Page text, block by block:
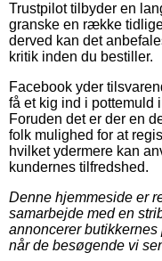
Trustpilot tilbyder en
granske en række
derved kan det
kritik inden du bestiller.
Facebook yder
få et kig ind i pottemuld
Foruden det er der en
folk mulighed for at
hvilket ydermere kan
kundernes tilfredshed.
Denne hjemmeside er
samarbejde med en
annoncerer
når de besøgende vi